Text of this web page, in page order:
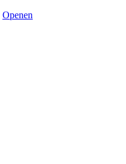
Openen